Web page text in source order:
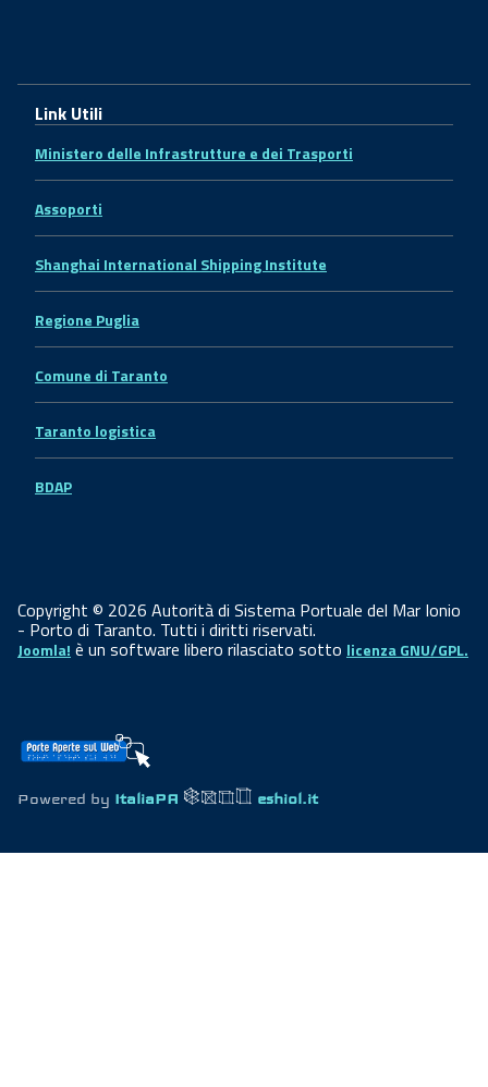
Link Utili
Ministero delle Infrastrutture e dei Trasporti
Assoporti
Shanghai International Shipping Institute
Regione Puglia
Comune di Taranto
Taranto logistica
BDAP
Copyright © 2026 Autorità di Sistema Portuale del Mar Ionio
- Porto di Taranto. Tutti i diritti riservati.
Joomla! è un software libero rilasciato sotto licenza GNU/GPL.
Powered by ItaliaPA eshiol.it